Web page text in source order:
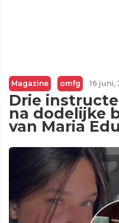
Magazine omfg 16 juni,
Drie
na dodelijke
van Maria